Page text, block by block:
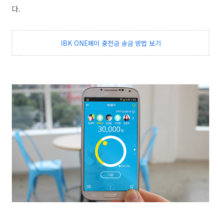
다.
IBK ONE페이 충전금 송금 방법 보기